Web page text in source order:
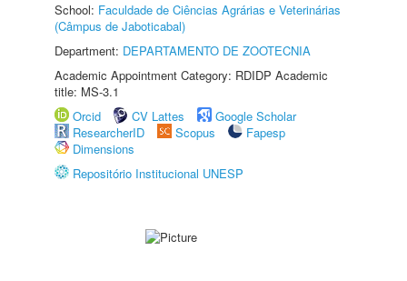
School: Faculdade de Ciências Agrárias e Veterinárias
(Câmpus de Jaboticabal)
Department: DEPARTAMENTO DE ZOOTECNIA
Academic Appointment Category: RDIDP Academic
title: MS-3.1
Orcid
CV Lattes
Google Scholar
ResearcherID
Scopus
Fapesp
Dimensions
Repositório Institucional UNESP